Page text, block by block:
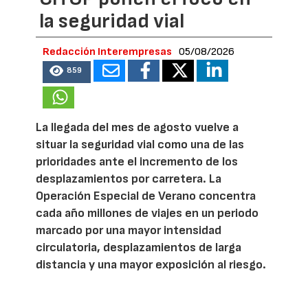
la seguridad vial
Redacción Interempresas 05/08/2026
859
La llegada del mes de agosto vuelve a
situar la seguridad vial como una de las
prioridades ante el incremento de los
desplazamientos por carretera. La
Operación Especial de Verano concentra
cada año millones de viajes en un periodo
marcado por una mayor intensidad
circulatoria, desplazamientos de larga
distancia y una mayor exposición al riesgo.